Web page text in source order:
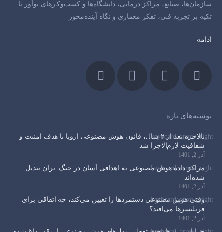
سازمان‌ها، صنایع، مراکز درمانی، دانشگاه‌ها و کسب‌وکارهای نوآور با
تکیه بر تجربه فنی، تفکر معماری و نگاه آینده‌محور
ادامه
نوشته‌های تازه
بالاخره بعد از ۲ سال، قانون هوش مصنوعی اروپا با هدف امنیت و
شفافیت لازم‌الاجرا شد
آذر 2, 1401
مراکز داده هوش مصنوعی به اهدافی آسان در جنگ ایران تبدیل
شده‌اند
آذر 2, 1401
وقتی هوش مصنوعی دستمزدها را تعیین می‌کند، چه اتفاقی برای
فریلنسرها می‌افتد؟
آذر 2, 1401